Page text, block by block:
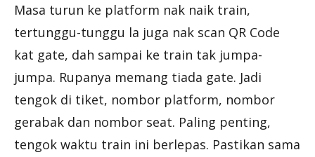
Masa turun ke platform nak naik train,
tertunggu-tunggu la juga nak scan QR Code
kat gate, dah sampai ke train tak jumpa-
jumpa. Rupanya memang tiada gate. Jadi
tengok di tiket, nombor platform, nombor
gerabak dan nombor seat. Paling penting,
tengok waktu train ini berlepas. Pastikan sama